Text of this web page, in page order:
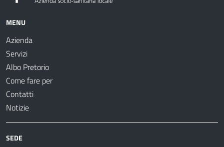
MENU
Azienda
Servizi
Albo Pretorio
Come fare per
Contatti
Notizie
SEDE